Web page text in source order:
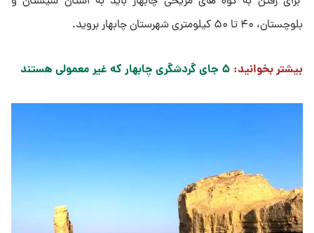
بلوچستان، ۴۰ تا ۵۰ کیلومتری شهرستان چابهار بروید.
بیشتر بخوانید: